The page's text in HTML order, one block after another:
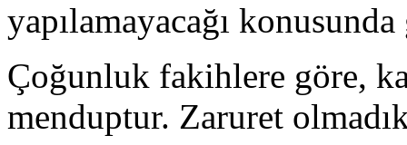
yapılamayacağı konusunda
Çoğunluk fakihlere göre,
menduptur. Zaruret